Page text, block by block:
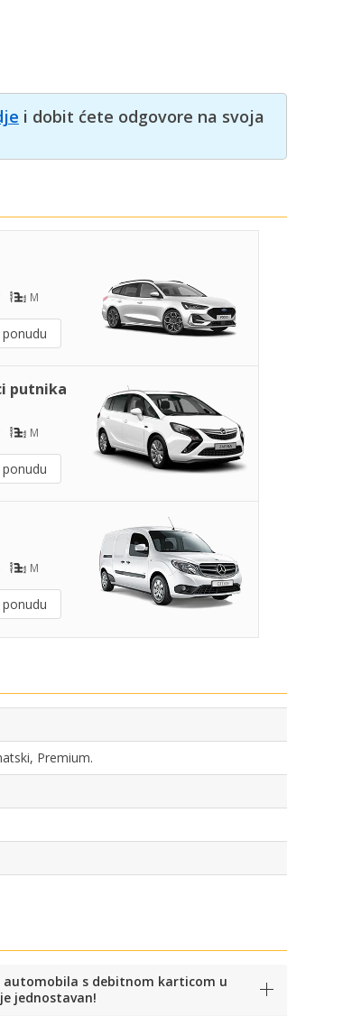
i dobit ćete odgovore na svoja
M
putnika
M
M
Premium.
automobila s debitnom karticom u
jednostavan!